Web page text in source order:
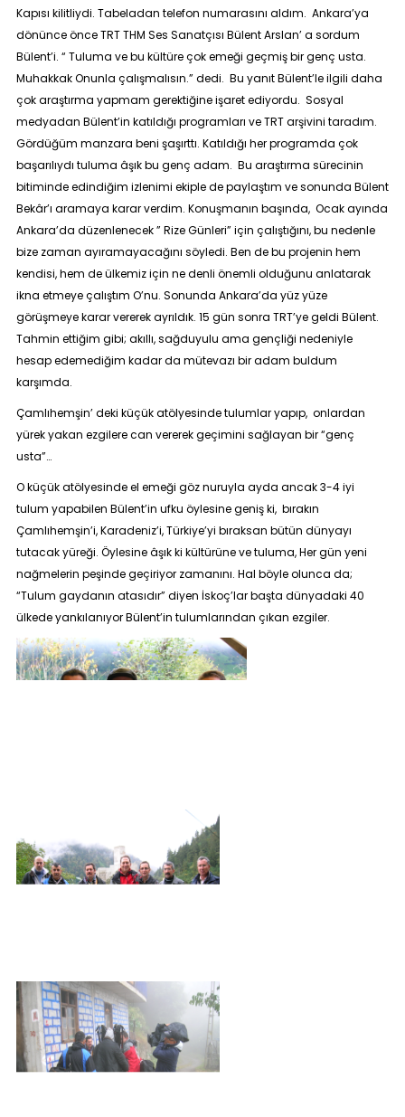
Kapısı kilitliydi. Tabeladan telefon numarasını aldım. Ankara’ya
dönünce önce TRT THM Ses Sanatçısı Bülent Arslan’ a sordum
Bülent’i. “ Tuluma ve bu kültüre çok emeği geçmiş bir genç usta.
Muhakkak Onunla çalışmalısın.” dedi. Bu yanıt Bülent’le ilgili daha
çok araştırma yapmam gerektiğine işaret ediyordu. Sosyal
medyadan Bülent’in katıldığı programları ve TRT arşivini taradım.
Gördüğüm manzara beni şaşırttı. Katıldığı her programda çok
başarılıydı tuluma âşık bu genç adam. Bu araştırma sürecinin
bitiminde edindiğim izlenimi ekiple de paylaştım ve sonunda Bülent
Bekâr’ı aramaya karar verdim. Konuşmanın başında, Ocak ayında
Ankara’da düzenlenecek ” Rize Günleri” için çalıştığını, bu nedenle
bize zaman ayıramayacağını söyledi. Ben de bu projenin hem
kendisi, hem de ülkemiz için ne denli önemli olduğunu anlatarak
ikna etmeye çalıştım O’nu. Sonunda Ankara’da yüz yüze
görüşmeye karar vererek ayrıldık. 15 gün sonra TRT’ye geldi Bülent.
Tahmin ettiğim gibi; akıllı, sağduyulu ama gençliği nedeniyle
hesap edemediğim kadar da mütevazı bir adam buldum
karşımda.
Çamlıhemşin’ deki küçük atölyesinde tulumlar yapıp, onlardan
yürek yakan ezgilere can vererek geçimini sağlayan bir “genç
usta”…
O küçük atölyesinde el emeği göz nuruyla ayda ancak 3-4 iyi
tulum yapabilen Bülent’in ufku öylesine geniş ki, bırakın
Çamlıhemşin’i, Karadeniz’i, Türkiye’yi bıraksan bütün dünyayı
tutacak yüreği. Öylesine âşık ki kültürüne ve tuluma, Her gün yeni
nağmelerin peşinde geçiriyor zamanını. Hal böyle olunca da;
“Tulum gaydanın atasıdır” diyen İskoç’lar başta dünyadaki 40
ülkede yankılanıyor Bülent’in tulumlarından çıkan ezgiler.